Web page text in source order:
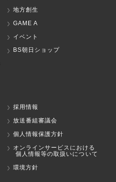
地方創生
GAME A
イベント
BS朝日ショップ
採用情報
放送番組審議会
個人情報保護方針
オンラインサービスにおける
個人情報等の取扱いについて
環境方針